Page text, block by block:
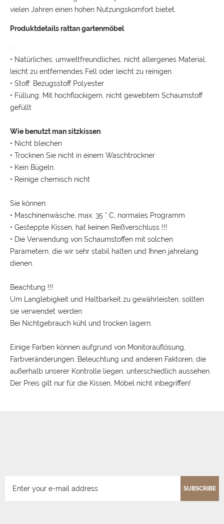
vielen Jahren einen hohen Nutzungskomfort bietet.
Produktdetails rattan gartenmöbel
:
• Natürliches, umweltfreundliches, nicht allergenes Material,
leicht zu entfernendes Fell oder leicht zu reinigen.
• Stoff: Bezugsstoff Polyester
• Füllung: Mit hochflockigem, nicht gewebtem Schaumstoff
gefüllt
Wie benutzt man sitzkissen:
• Nicht bleichen
• Trocknen Sie nicht in einem Waschtrockner
• Kein Bügeln.
• Reinige chemisch nicht
Sie können:
• Maschinenwäsche, max. 35 ° C, normales Programm
• Gesteppte Kissen, hat keinen Reißverschluss !!!
• Die Verwendung von Schaumstoffen mit solchen
Parametern, die wir sehr stabil halten und Ihnen jahrelang
dienen.
Beachtung !!!
Um Langlebigkeit und Haltbarkeit zu gewährleisten, sollten
sie verwendet werden
Bei Nichtgebrauch kühl und trocken lagern.
Einige Farben können aufgrund von Monitorauflösung,
Farbveränderungen, Beleuchtung und anderen Faktoren, die
außerhalb unserer Kontrolle liegen, unterschiedlich aussehen.
Der Preis gilt nur für die Kissen, Möbel nicht inbegriffen!
SUBSCRIBE